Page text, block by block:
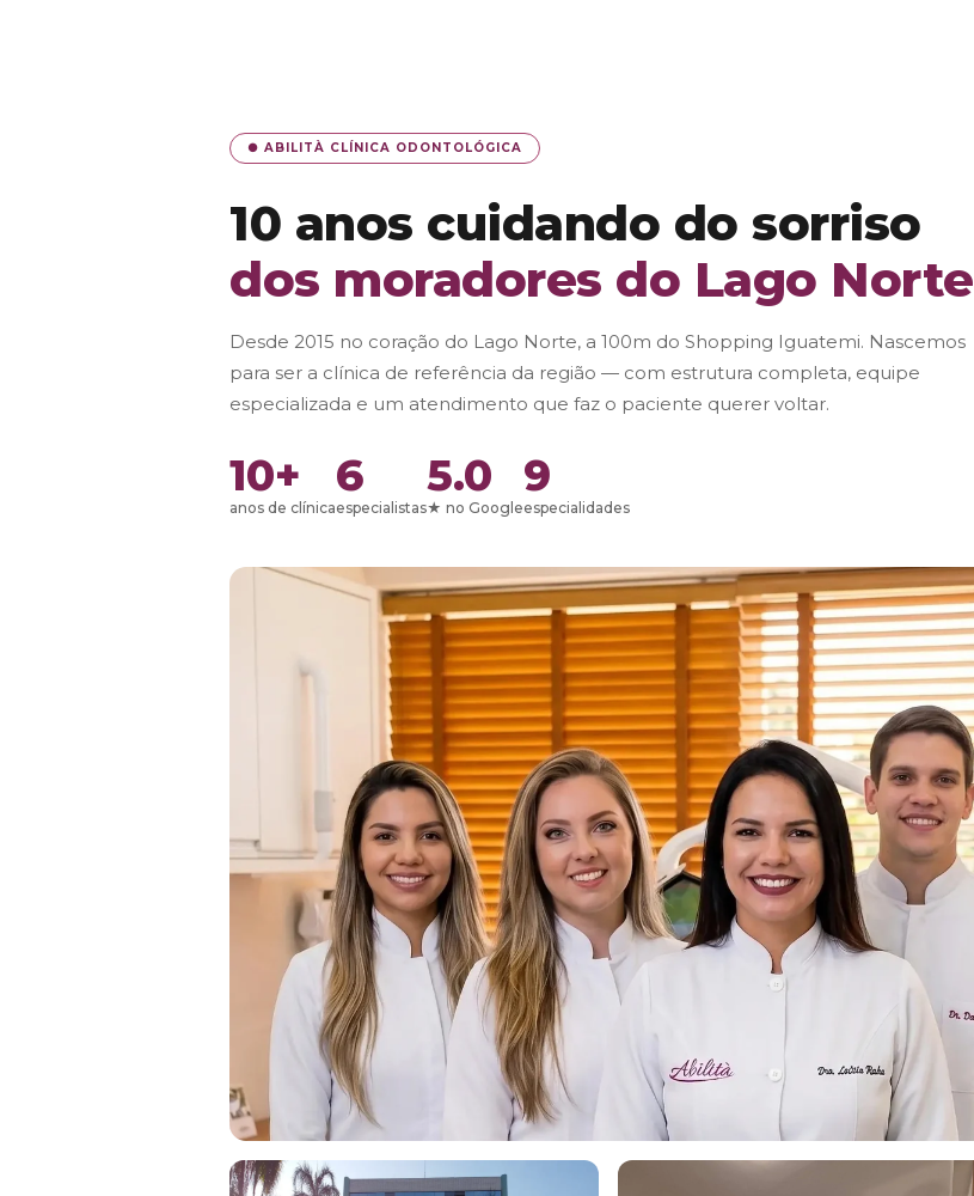
● ABILITÀ CLÍNICA ODONTOLÓGICA
10 anos cuidando do sorriso
dos moradores do Lago Norte
Desde 2015 no coração do Lago Norte, a 100m do Shopping Iguatemi. Nascemos
para ser a clínica de referência da região — com estrutura completa, equipe
especializada e um atendimento que faz o paciente querer voltar.
10+
anos de clínica
6
especialistas
5.0
★ no Google
9
especialidades